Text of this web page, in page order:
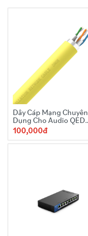
Dây Cáp Mạng Chuyên
Dụng Cho Audio QED
QXCAT6 FTP Screened
100,000đ